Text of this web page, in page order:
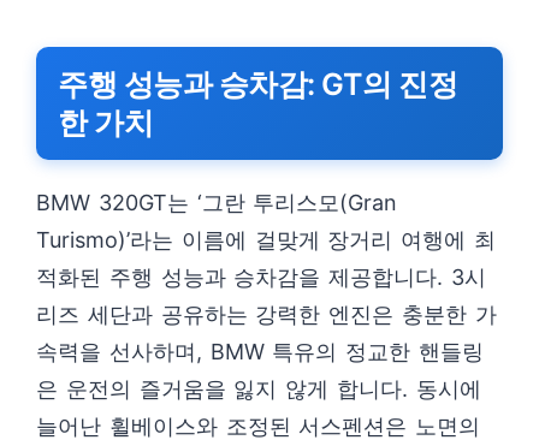
주행 성능과 승차감: GT의 진정
한 가치
BMW 320GT는 ‘그란 투리스모(Gran
Turismo)’라는 이름에 걸맞게 장거리 여행에 최
적화된 주행 성능과 승차감을 제공합니다. 3시
리즈 세단과 공유하는 강력한 엔진은 충분한 가
속력을 선사하며, BMW 특유의 정교한 핸들링
은 운전의 즐거움을 잃지 않게 합니다. 동시에
늘어난 휠베이스와 조정된 서스펜션은 노면의